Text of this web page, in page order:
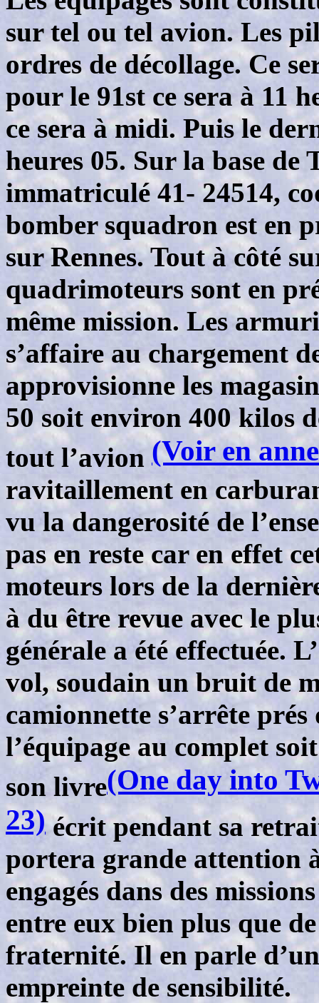
sur tel ou tel avion. Les
ordres de décollage. Ce
pour le 91st ce sera à 11
ce sera à midi. Puis le
heures 05. Sur la base
immatriculé 41- 24514,
bomber squadron est en
sur Rennes. Tout à côté
quadrimoteurs sont en
même mission. Les
s’affaire au chargement
approvisionne les
50 soit environ 400 kilos
tout l’avion (Voir en
ravitaillement en
vu la dangerosité de
pas en reste car en effet
moteurs lors de la
à du être revue avec le
générale a été effectuée.
vol, soudain un bruit de
camionnette s’arrête
l’équipage au complet
son livre(One day into
23)écrit pendant sa
portera grande attention
engagés dans des
entre eux bien plus que
fraternité. Il en parle
empreinte de sensibilité.